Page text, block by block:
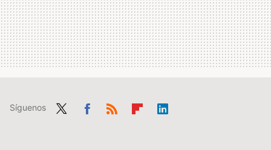
Síguenos